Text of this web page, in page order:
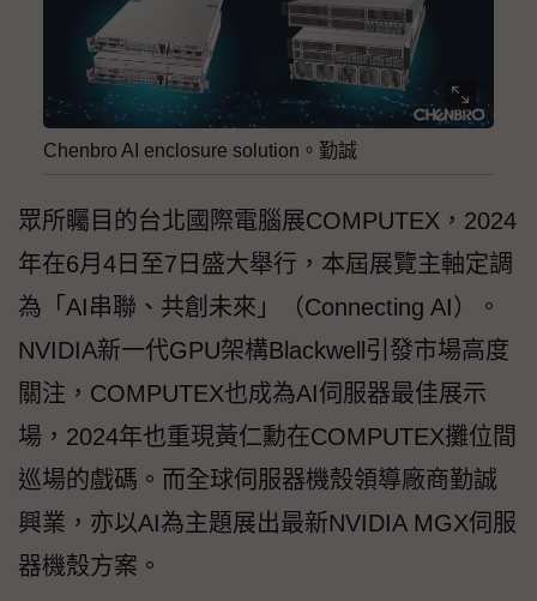
Chenbro AI enclosure solution。勤誠
眾所矚目的台北國際電腦展COMPUTEX，2024
年在6月4日至7日盛大舉行，本屆展覽主軸定調
為「AI串聯、共創未來」（Connecting AI）。
NVIDIA新一代GPU架構Blackwell引發市場高度
關注，COMPUTEX也成為AI伺服器最佳展示
場，2024年也重現黃仁勳在COMPUTEX攤位間
巡場的戲碼。而全球伺服器機殼領導廠商勤誠
興業，亦以AI為主題展出最新NVIDIA MGX伺服
器機殼方案。